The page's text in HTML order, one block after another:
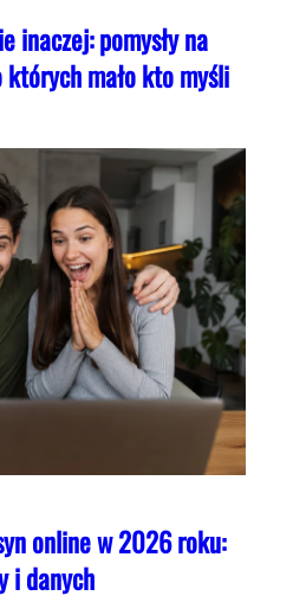
inaczej: pomysły na
mało kto myśli
online w 2026 roku:
i danych